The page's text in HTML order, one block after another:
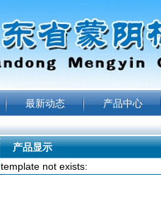
最新动态
|
产品中心
|
产品显示
template not exists: